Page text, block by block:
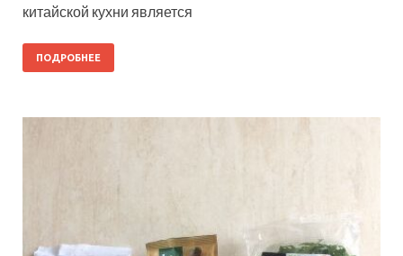
китайской кухни является
ПОДРОБНЕЕ